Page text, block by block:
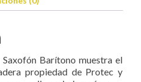
Saxofón Barítono muestra el
propiedad de Protec y